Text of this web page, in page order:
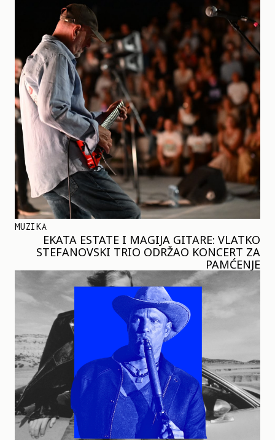
MUZIKA
EKATA ESTATE I MAGIJA GITARE: VLATKO
STEFANOVSKI TRIO ODRŽAO KONCERT ZA
PAMĆENJE